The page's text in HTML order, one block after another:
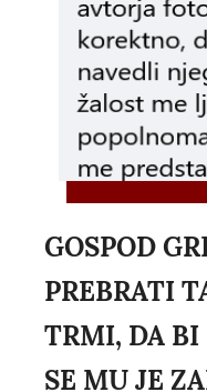
GOSPOD
PREBRATI
TRMI, DA
SE MU JE